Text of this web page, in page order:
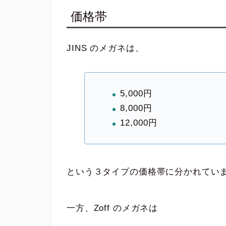
価格帯
JINS のメガネは、
5,000円
8,000円
12,000円
という３タイプの価格帯に分かれてい
一方、Zoff のメガネは